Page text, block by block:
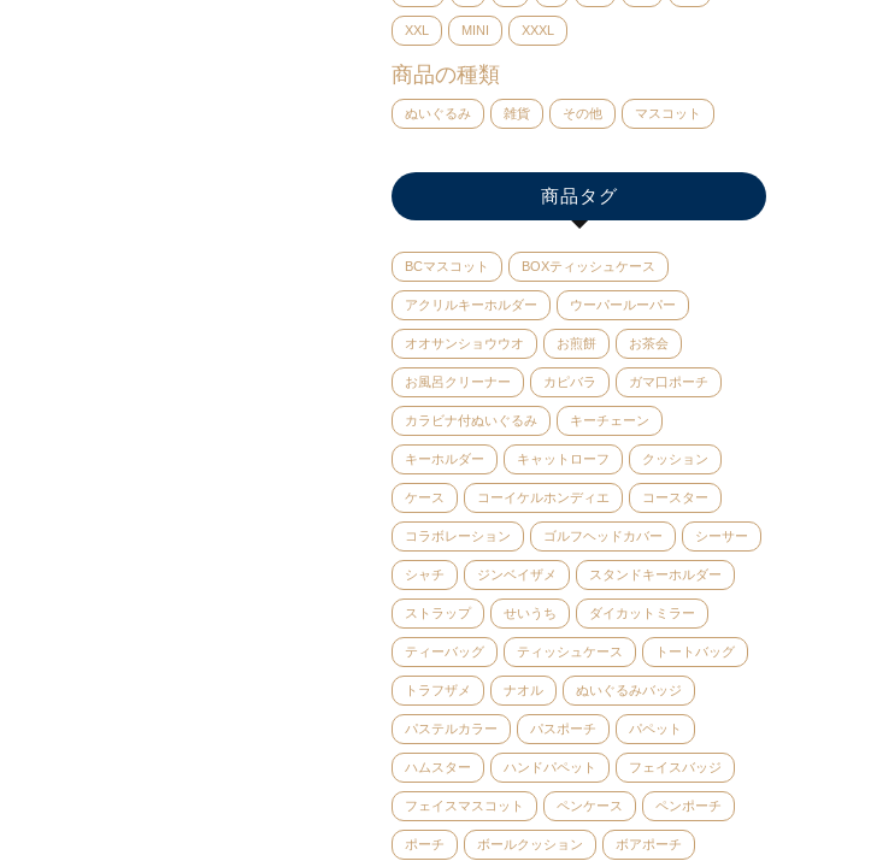
XXL MINI XXXL
商品の種類
ぬいぐるみ 雑貨 その他 マスコット
商品タグ
BCマスコット BOXティッシュケース
アクリルキーホルダー ウーパールーパー
オオサンショウウオ お煎餅 お茶会
お風呂クリーナー カピバラ ガマ口ポーチ
カラビナ付ぬいぐるみ キーチェーン
キーホルダー キャットローフ クッション
ケース コーイケルホンディエ コースター
コラボレーション ゴルフヘッドカバー シーサー
シャチ ジンベイザメ スタンドキーホルダー
ストラップ せいうち ダイカットミラー
ティーバッグ ティッシュケース トートバッグ
トラフザメ ナオル ぬいぐるみバッジ
パステルカラー パスポーチ パペット
ハムスター ハンドパペット フェイスバッジ
フェイスマスコット ペンケース ペンポーチ
ポーチ ボールクッション ボアポーチ